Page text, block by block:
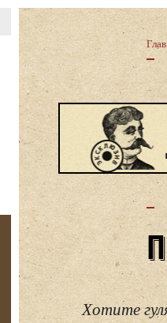
Хотите